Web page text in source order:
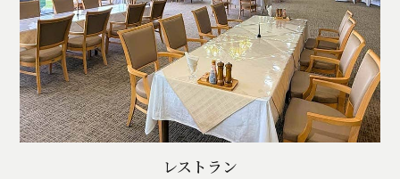
レストラン